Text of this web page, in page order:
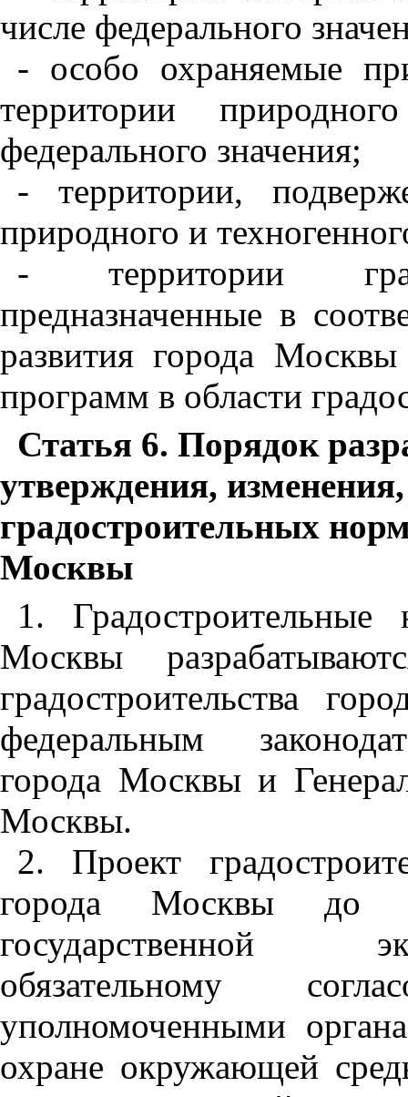
числе федерального
- особо охраняемые
территории
федерального значения;
- территории,
природного и
- территории
предназначенные в
развития города
программ в области
Статья 6. Порядок
утверждения,
градостроительных
Москвы
1.
Москвы
градостроительства
федеральным
города Москвы и
Москвы.
2. Проект
города Москвы до
государственной
обязательному
уполномоченными
охране окружающей